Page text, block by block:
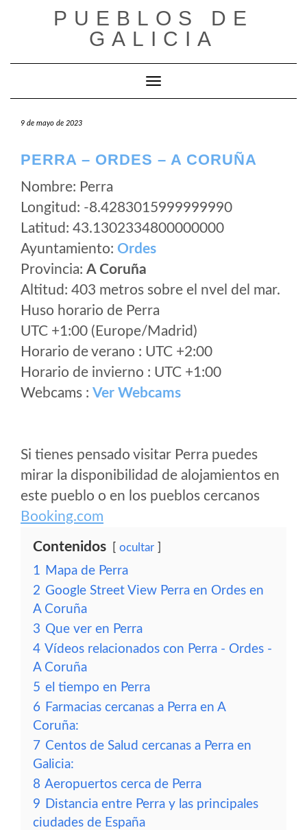
PUEBLOS DE
GALICIA
Cambiar modo de navegación
9 de mayo de 2023
PERRA – ORDES – A CORUÑA
Nombre: Perra
Longitud: -8.4283015999999990
Latitud: 43.1302334800000000
Ayuntamiento: Ordes
Provincia: A Coruña
Altitud: 403 metros sobre el nvel del mar.
Huso horario de Perra
UTC +1:00 (Europe/Madrid)
Horario de verano : UTC +2:00
Horario de invierno : UTC +1:00
Webcams : Ver Webcams
Si tienes pensado visitar Perra puedes
mirar la disponibilidad de alojamientos en
este pueblo o en los pueblos cercanos
Booking.com
Contenidos ocultar
1 Mapa de Perra
2 Google Street View Perra en Ordes en
A Coruña
3 Que ver en Perra
4 Vídeos relacionados con Perra - Ordes -
A Coruña
5 el tiempo en Perra
6 Farmacias cercanas a Perra en A
Coruña:
7 Centos de Salud cercanas a Perra en
Galicia:
8 Aeropuertos cerca de Perra
9 Distancia entre Perra y las principales
ciudades de España